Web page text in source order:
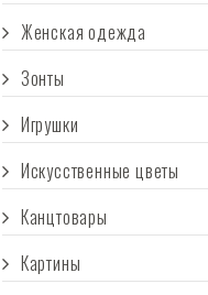
Женская одежда
Зонты
Игрушки
Искусственные цветы
Канцтовары
Картины